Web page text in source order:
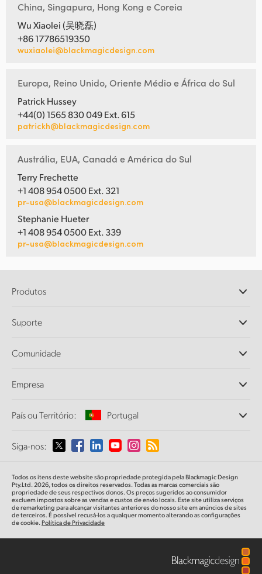
Chinese Taipei
Turkey
Ukraine
United Kingdom
China, Singapura, Hong Kong e Coreia
Wu Xiaolei (吴晓磊)
+86 17786519350
wuxiaolei@blackmagicdesign.com
Europa, Reino Unido, Oriente Médio e África do Sul
Patrick Hussey
+44(0) 1565 830 049 Ext. 615
patrickh@blackmagicdesign.com
Austrália, EUA, Canadá e América do Sul
Terry Frechette
+1 408 954 0500 Ext. 321
pr-usa@blackmagicdesign.com
Stephanie Hueter
+1 408 954 0500 Ext. 339
pr-usa@blackmagicdesign.com
Produtos
DaVinci Resolve e Fusion
Ultimatte
Captura e Reprodução
Conversão de Padrões
Monitoramento
Armazenamento em Rede
Roteamento e Distribuição
Streaming e Codificação
Suporte
Central de Suporte Técnico
Comunidade
Empresa
Sobre a Blackmagic Design
Imprensa
País ou Território: Portugal
Selecione seu país ou território
Australia
Austria
Siga-nos:
Todos os itens deste website são propriedade protegida pela Blackmagic Design
Pty.Ltd. 2026, todos os direitos reservados. Todas as marcas comerciais são
propriedade de seus respectivos donos. Os preços sugeridos ao consumidor
excluem impostos sobre as vendas e custos de envio locais. Este site utiliza serviços
de remarketing para alcançar visitantes anteriores do nosso site em anúncios de sites
de terceiros. É possível recusá-los a qualquer momento alterando as configurações
de cookie.Política de Privacidade